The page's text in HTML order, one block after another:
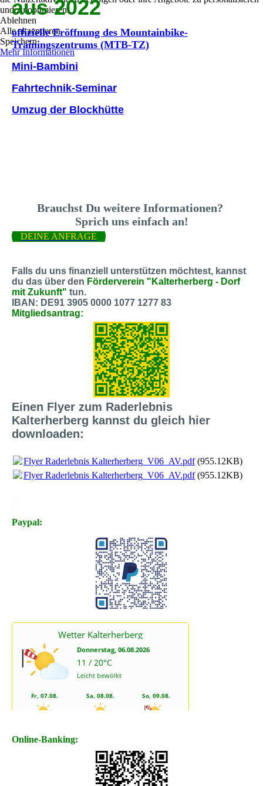
aus 2022
offizielle Eröffnung des Mountainbike-
Trainingszentrums (MTB-TZ)
Mini-Bambini
Fahrtechnik-Seminar
Umzug der Blockhütte
Brauchst Du weitere Informationen?
Sprich uns einfach an!
DEINE ANFRAGE
Falls du uns finanziell unterstützen möchtest, kannst
du das über den Förderverein "Kalterherberg - Dorf
mit Zukunft" tun.
IBAN: DE91 3905 0000 1077 1277 83
Mitgliedsantrag:
Einen Flyer zum Raderlebnis
Kalterherberg kannst du gleich hier
downloaden:
Flyer Raderlebnis Kalterherberg_V06_AV.pdf(955.12KB)
Flyer Raderlebnis Kalterherberg_V06_AV.pdf(955.12KB)
Paypal:
Online-Banking:
und zu optimieren.
Ablehnen
Alle akzeptieren
Speichern
Mehr Informationen